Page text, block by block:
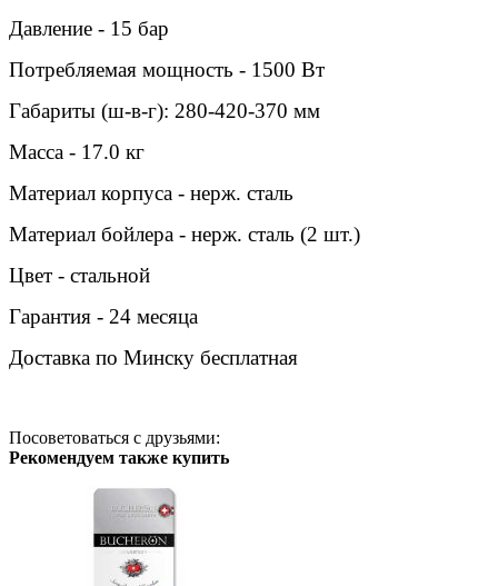
Давление - 15 бар
Потребляемая мощность - 1500 Вт
Габариты (ш-в-г): 280-420-370 мм
Масса - 17.0 кг
Материал корпуса - нерж. сталь
Материал бойлера - нерж. сталь (2 шт.)
Цвет - стальной
Гарантия - 24 месяца
Доставка по Минску бесплатная
Посоветоваться с друзьями:
Рекомендуем также купить